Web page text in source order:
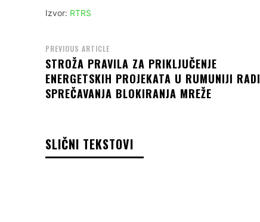
Izvor: RTRS
PREVIOUS ARTICLE
STROŽA PRAVILA ZA PRIKLJUČENJE
ENERGETSKIH PROJEKATA U RUMUNIJI RADI
SPREČAVANJA BLOKIRANJA MREŽE
SLIČNI TEKSTOVI